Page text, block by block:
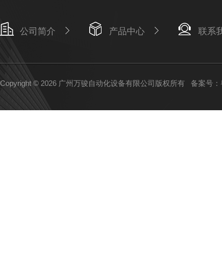
公司简介 产品中心 联系
Copyright © 2026 广州万骏自动化设备有限公司版权所有 备案号